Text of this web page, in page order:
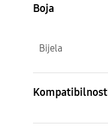
Boja
Bijela
Kompatibilnost